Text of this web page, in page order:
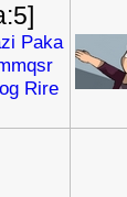
Paka
Rire